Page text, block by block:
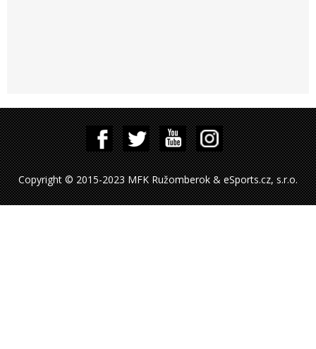
Copyright © 2015-2023 MFK Ružomberok & eSports.cz, s.r.o.